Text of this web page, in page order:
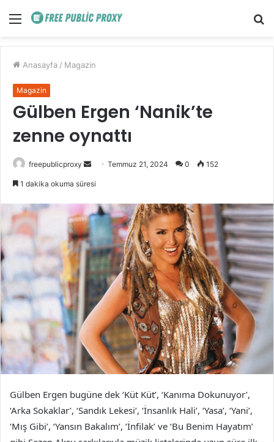
Menü
Anasayfa / Magazin
Magazin
Gülben Ergen ‘Nanik’te
zenne oynattı
freepublicproxy
Bir
göndermek
Temmuz 21, 2024 0 152
1 dakika okuma süresi
Gülben Ergen bugüne dek ‘Küt Küt’, ‘Kanıma Dokunuyor’,
‘Arka Sokaklar’, ‘Sandık Lekesi’, ‘İnsanlık Hali’, ‘Yasa’, ‘Yani’,
‘Mış Gibi’, ‘Yansın Bakalım’, ‘İnfilak’ ve ‘Bu Benim Hayatım’